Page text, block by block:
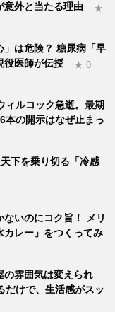
意外と当たる理由
★
」は危険？ 糖尿病「早
役医師が伝授
★ 0
ィルコック急逝。最期
本の開示はなぜ止まっ
下を乗り切る「冷感
いのにコク旨！ メリ
カレー」をつくってみ
の雰囲気は変えられ
だけで、生活感がスッ